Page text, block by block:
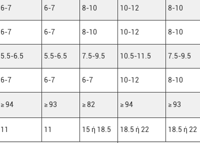
6-7 6-7 8-10 10-12 8-10
6-7 6-7 8-10 10-12 8-10
5.5-6.5 5.5-6.5 7.5-9.5 10.5-11.5 7.5-9.5
6-7 6-7 6-7 10-12 8-10
≥ 94 ≥ 93 ≥ 82 ≥ 94 ≥ 93
11 11 15 ή 18.5 18.5 ή 22 18.5 ή 22